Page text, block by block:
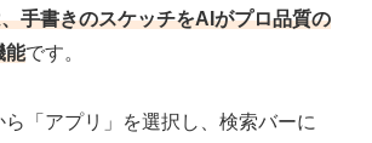
手書きのスケッチをAIがプロ品質の
能です。
「アプリ」を選択し、検索バーに